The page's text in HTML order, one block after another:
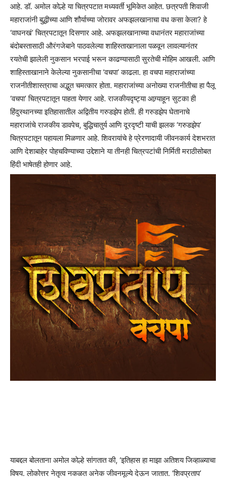
आहे. डॉ. अमोल कोल्हे या चित्रपटात मध्यवर्ती भूमिकेत आहेत. छत्रपती शिवाजी
महाराजांनी बुद्धीच्या आणि शौर्याच्या जोरावर अफझलखानाचा वध कसा केला? हे
‘वाघनखं’ चित्रपटातून दिसणार आहे. अफझलखानाच्या वधानंतर महाराजांच्या
बंदोबस्तासाठी औरंगजेबाने पाठवलेल्या शाहिस्ताखानाला पळवून लावल्यानंतर
रयतेची झालेली नुकसान भरपाई भरून काढण्यासाठी सुरतेची मोहिम आखली. आणि
शाहिस्ताखानाने केलेल्या नुकसानीचा ‘वचपा’ काढला. हा वचपा महाराजांच्या
राजनीतीशास्त्राचा अद्भुत चमत्कार होता. महाराजांच्या अनोख्या राजनीतीचा हा पैलू
‘वचपा’ चित्रपटातून पाहता येणार आहे. राजकीयदृष्ट्या आग्र्याहून सुटका ही
हिंदुस्थानच्या इतिहासातील अद्वितीय गरुडझेप होती. ही गरुडझेप घेतानाचे
महाराजांचे राजकीय डावपेच, बुद्धिचातुर्य आणि दूरदृष्टी याची झलक ‘गरुडझेप’
चित्रपटातून पहायला मिळणार आहे. शिवरायांचे हे प्रेरणादायी जीवनकार्य देशभरात
आणि देशाबाहेर पोहचविण्याच्या उद्देशाने या तीनही चित्रपटांची निर्मिती मराठीसोबत
हिंदी भाषेतही होणार आहे.
याबद्दल बोलताना अमोल कोल्हे सांगतात की, ‘इतिहास हा माझा अतिशय जिव्हाळ्याचा
विषय. लोकोत्तर नेतृत्व नकळत अनेक जीवनमूल्ये देऊन जातात. ‘शिवप्रताप’